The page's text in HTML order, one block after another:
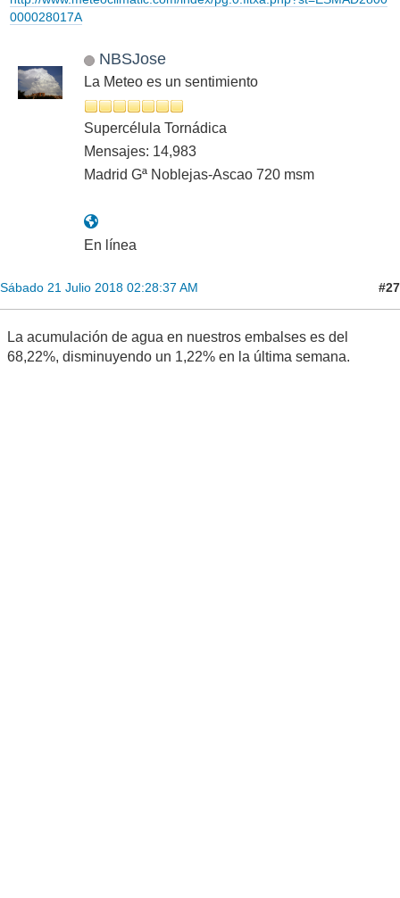
000028017A
NBSJose
La Meteo es un sentimiento
Supercélula Tornádica
Mensajes: 14,983
Madrid Gª Noblejas-Ascao 720 msm
En línea
Sábado 21 Julio 2018 02:28:37 AM #27
La acumulación de agua en nuestros embalses es del
68,22%, disminuyendo un 1,22% en la última semana.